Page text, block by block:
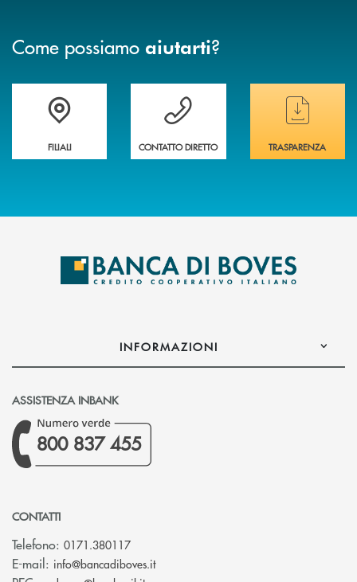
Come possiamo aiutarti?
Trova la filiale&nbsp; più vicina a te
FILIALI
Hai bisogno di assistenza immediata ?
CONTATTO DIRETTO
Hai bisogno di
TRASPARENZA
INFORMAZIONI
ASSISTENZA INBANK
800 837 455
CONTATTI
Telefono: 0171.380117
E-mail: info@bancadiboves.it(si apre l’app di posta elettronica)